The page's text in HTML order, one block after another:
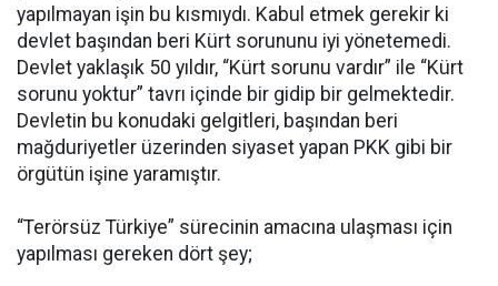
yapılmayan işin bu kısmıydı. Kabul etmek gerekir ki
devlet başından beri Kürt sorununu iyi yönetemedi.
Devlet yaklaşık 50 yıldır, “Kürt sorunu vardır” ile “Kürt
sorunu yoktur” tavrı içinde bir gidip bir gelmektedir.
Devletin bu konudaki gelgitleri, başından beri
mağduriyetler üzerinden siyaset yapan PKK gibi bir
örgütün işine yaramıştır.
“Terörsüz Türkiye” sürecinin amacına ulaşması için
yapılması gereken dört şey;